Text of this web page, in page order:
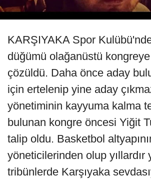
KARŞIYAKA Spor
düğümü olağanüstü
çözüldü. Daha önce aday
için ertelenip yine aday
yönetiminin kayyuma kalma
bulunan kongre öncesi Yiğit
talip oldu. Basketbol
yöneticilerinden olup yıllardır
tribünlerde Karşıyaka